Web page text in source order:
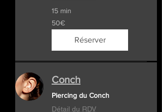
15 min
50€
50€
Réserver
Conch
Piercing du Conch
Détail du RDV